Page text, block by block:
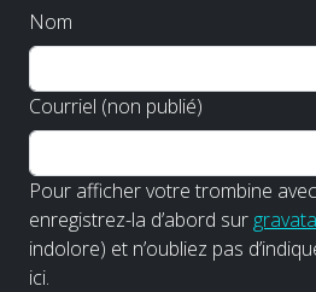
Nom
Courriel (non publié)
Pour afficher votre trombine
enregistrez-la d’abord sur
indolore) et n’oubliez pas
ici.